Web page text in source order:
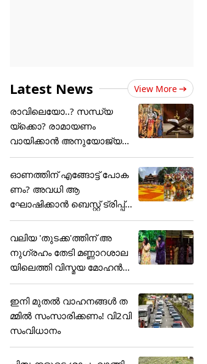
Latest News View More
രാവിലെയോ..? സന്ധ്യ
യ്ക്കൊ? രാമായണം
വായിക്കാൻ അനുയോജ്യ
മായ സമയം....
ഓണത്തിന് എങ്ങോട്ട് പോക
ണം? അവധി ആ
ഘോഷിക്കാൻ ബെസ്റ്റ് ട്രിപ്പ്
പ്ലാൻ
വലിയ 'തുടക്ക'ത്തിന് അ
നുഗ്രഹം തേടി മണ്ണാറശാല
യിലെത്തി വിസ്മയ മോഹൻ
ലാ
ഇനി മുതൽ വാഹനങ്ങൾ ത
മ്മിൽ സംസാരിക്കണം! വി2വി
സംവിധാനം